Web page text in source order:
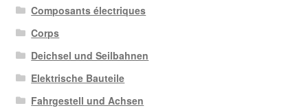
Composants électriques
Corps
Deichsel und Seilbahnen
Elektrische Bauteile
Fahrgestell und Achsen